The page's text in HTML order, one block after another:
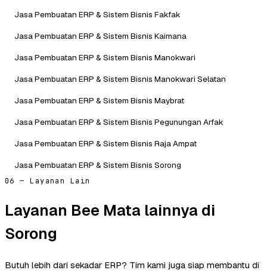
Jasa Pembuatan ERP & Sistem Bisnis Fakfak
Jasa Pembuatan ERP & Sistem Bisnis Kaimana
Jasa Pembuatan ERP & Sistem Bisnis Manokwari
Jasa Pembuatan ERP & Sistem Bisnis Manokwari Selatan
Jasa Pembuatan ERP & Sistem Bisnis Maybrat
Jasa Pembuatan ERP & Sistem Bisnis Pegunungan Arfak
Jasa Pembuatan ERP & Sistem Bisnis Raja Ampat
Jasa Pembuatan ERP & Sistem Bisnis Sorong
06 — Layanan Lain
Layanan Bee Mata lainnya di
Sorong
Butuh lebih dari sekadar ERP? Tim kami juga siap membantu di